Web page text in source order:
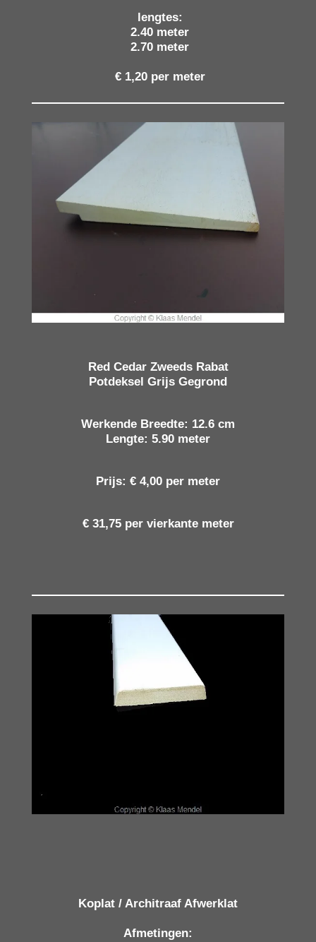
lengtes:
2.40 meter
2.70 meter
€ 1,20 per meter
Red Cedar Zweeds Rabat
Potdeksel Grijs Gegrond
Werkende Breedte: 12.6 cm
Lengte: 5.90 meter
Prijs: € 4,00 per meter
€ 31,75 per vierkante meter
Koplat / Architraaf Afwerklat
Afmetingen: